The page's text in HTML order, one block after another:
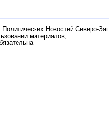
Политических Новостей Северо-
материалов,